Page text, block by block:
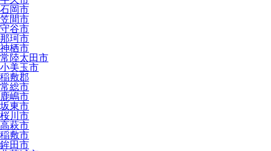
石岡市
笠間市
守谷市
那珂市
神栖市
常陸太田市
小美玉市
稲敷郡
常総市
鹿嶋市
坂東市
桜川市
高萩市
稲敷市
鉾田市